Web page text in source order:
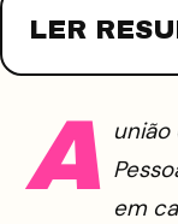
LER
A união
em